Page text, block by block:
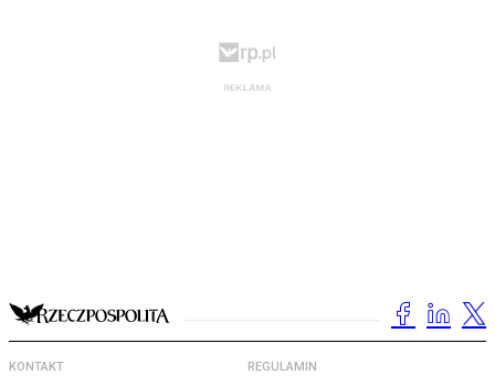
KONTAKT REGULAMIN